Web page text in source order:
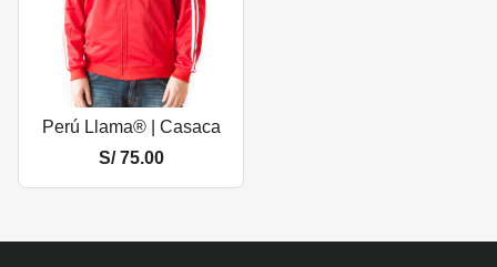
Perú Llama® | Casaca
S/75.00